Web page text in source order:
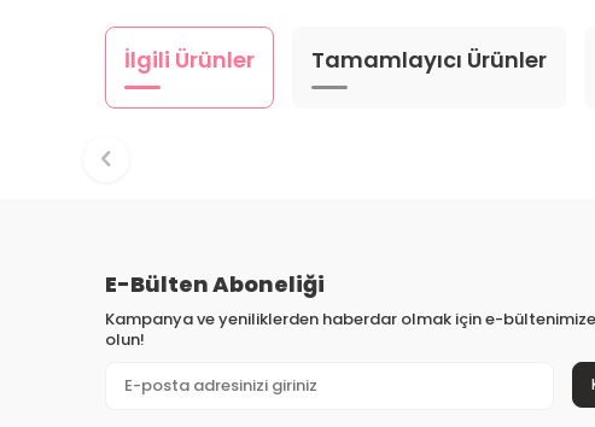
İlgili Ürünler Tamamlayıcı Ürünler
E-Bülten Aboneliği
Kampanya ve yeniliklerden haberdar olmak için e-
olun!